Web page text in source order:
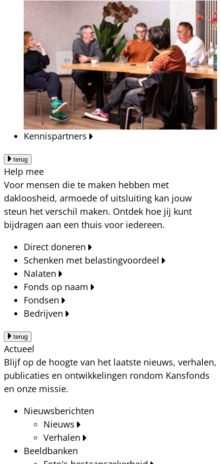
Kennispartners
terug
Help mee
Voor mensen die te maken hebben met
dakloosheid, armoede of uitsluiting kan jouw
steun het verschil maken. Ontdek hoe jij kunt
bijdragen aan een thuis voor iedereen.
Direct doneren
Schenken met belastingvoordeel
Nalaten
Fonds op naam
Fondsen
Bedrijven
terug
Actueel
Blijf op de hoogte van het laatste nieuws, verhalen,
publicaties en ontwikkelingen rondom Kansfonds
en onze missie.
Nieuwsberichten
Nieuws
Verhalen
Beeldbanken